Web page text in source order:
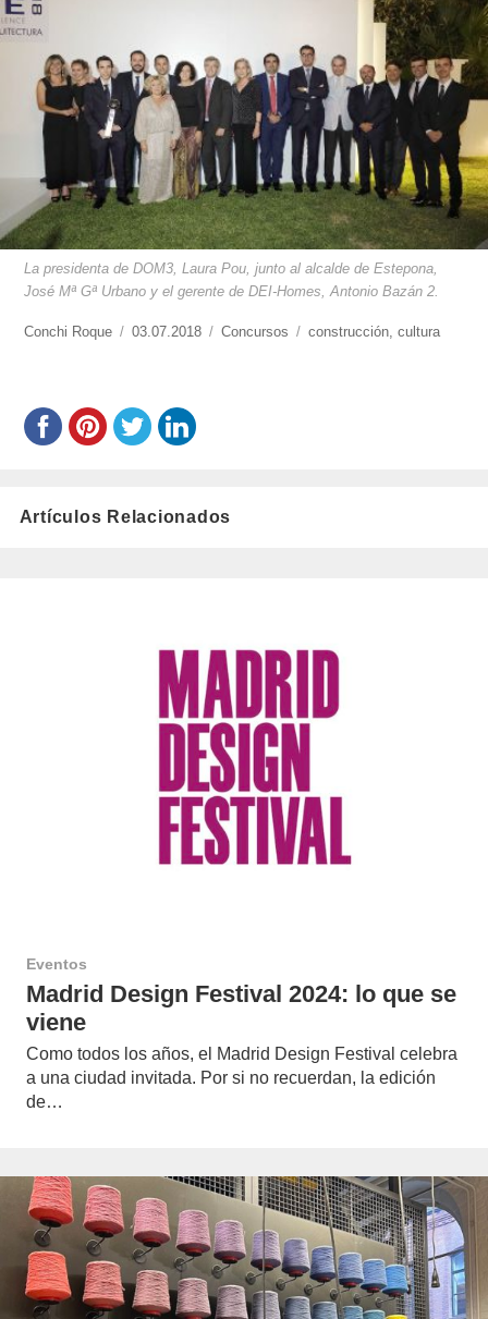
La presidenta de DOM3, Laura Pou, junto al alcalde de Estepona,
José Mª Gª Urbano y el gerente de DEI-Homes, Antonio Bazán 2.
https://www.experimenta.es/author/conchi-
Conchi Roque
Publicado
03.07.2018 Categorías
Concursos Etiquetas
construcción ,cultura
Artículos Relacionados
Eventos
Madrid Design Festival 2024: lo que se
viene
Como todos los años, el Madrid Design Festival celebra
a una ciudad invitada. Por si no recuerdan, la edición
de…